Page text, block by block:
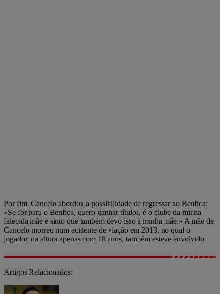
Por fim, Cancelo abordou a possibilidade de regressar ao Benfica:
«Se for para o Benfica, quero ganhar títulos, é o clube da minha
falecida mãe e sinto que também devo isso à minha mãe.» A mãe de
Cancelo morreu num acidente de viação em 2013, no qual o
jogador, na altura apenas com 18 anos, também esteve envolvido.
Artigos Relacionados: